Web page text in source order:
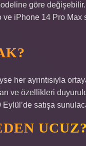
göre değişebilir.
iPhone 14 Pro Max
her ayrıntısıyla
ve özellikleri
satışa
UCUZ?